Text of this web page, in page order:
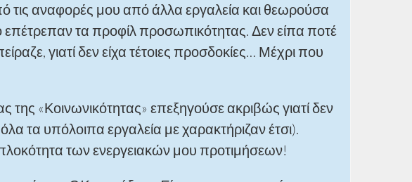
τις αναφορές μου από άλλα εργαλεία και θεωρούσα
τα προφίλ προσωπικότητας. Δεν είπα ποτέ
γιατί δεν είχα τέτοιες προσδοκίες… Μέχρι που
της «Κοινωνικότητας» επεξηγούσε ακριβώς γιατί δεν
τα υπόλοιπα εργαλεία με χαρακτήριζαν έτσι).
των ενεργειακών μου προτιμήσεων!